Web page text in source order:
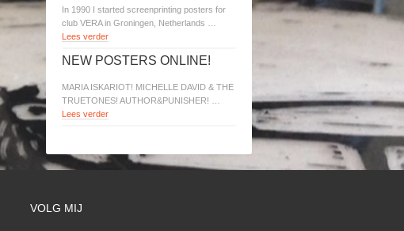
In 1990 I started screenprinting posters for
club VERA in Groningen, Netherlands …
Lees verder
NEW POSTERS ONLINE!
MARIA ISKARIOT! MICHELLE DAVID & THE
TRUETONES! AUTHOR&PUNISHER! …
Lees verder
VOLG MIJ